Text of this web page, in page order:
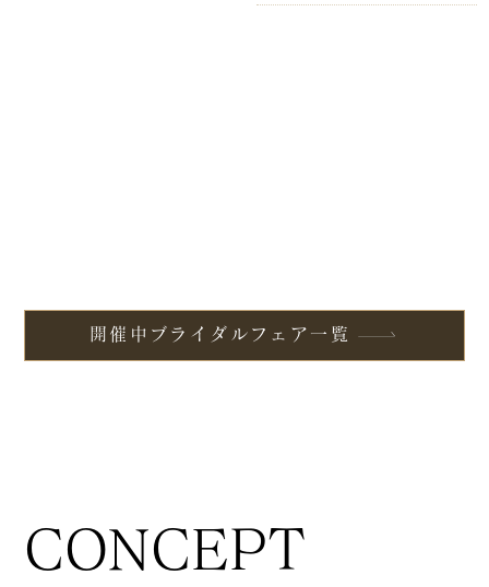
開催中ブライダルフェア一覧
CONCEPT